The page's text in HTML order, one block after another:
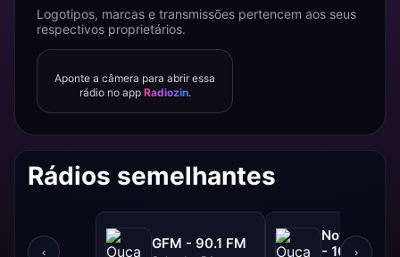
Logotipos, marcas e transmissões pertencem aos seus
respectivos proprietários.
Aponte a câmera para abrir essa
rádio no app Radiozin.
Rádios semelhantes
‹
GFM - 90.1 FM
NovaBrasil
- 104.7 FM
›